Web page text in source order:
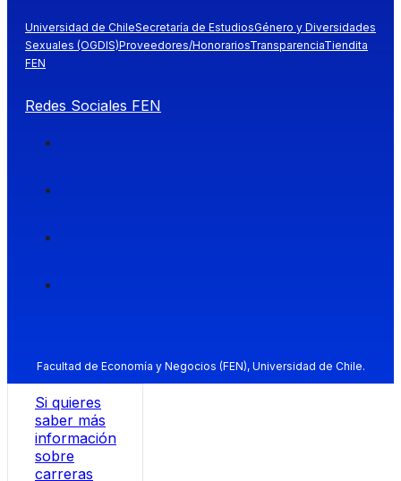
Universidad de ChileSecretaría de EstudiosGénero y Diversidades
Sexuales (OGDIS)Proveedores/HonorariosTransparenciaTiendita
FEN
Redes Sociales FEN
Facultad de Economía y Negocios (FEN), Universidad de Chile.
Si quieres
saber más
información
sobre
carreras